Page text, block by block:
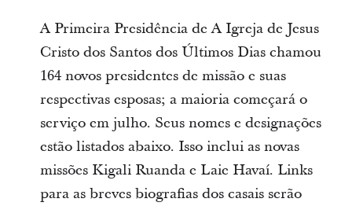
A Primeira Presidência de A Igreja de Jesus
Cristo dos Santos dos Últimos Dias chamou
164 novos presidentes de missão e suas
respectivas esposas; a maioria começará o
serviço em julho. Seus nomes e designações
estão listados abaixo. Isso inclui as novas
missões Kigali Ruanda e Laie Havaí. Links
para as breves biografias dos casais serão